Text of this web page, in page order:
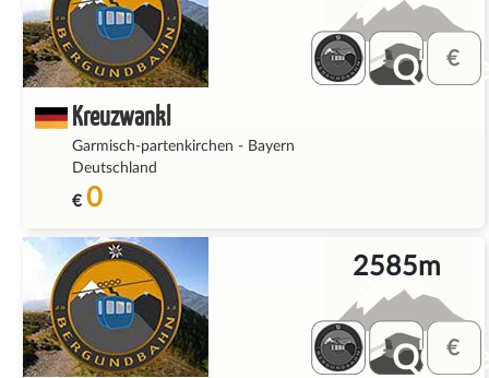
Kreuzwankl
Garmisch-partenkirchen - Bayern
Deutschland
€ 0
2585m